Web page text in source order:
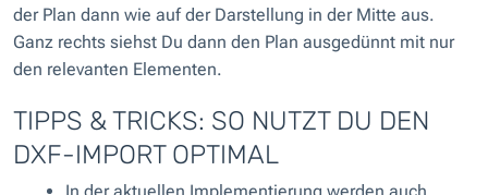
der Plan dann wie auf der Darstellung in der Mitte aus.
Ganz rechts siehst Du dann den Plan ausgedünnt mit nur
den relevanten Elementen.
TIPPS & TRICKS: SO NUTZT DU DEN
DXF-IMPORT OPTIMAL